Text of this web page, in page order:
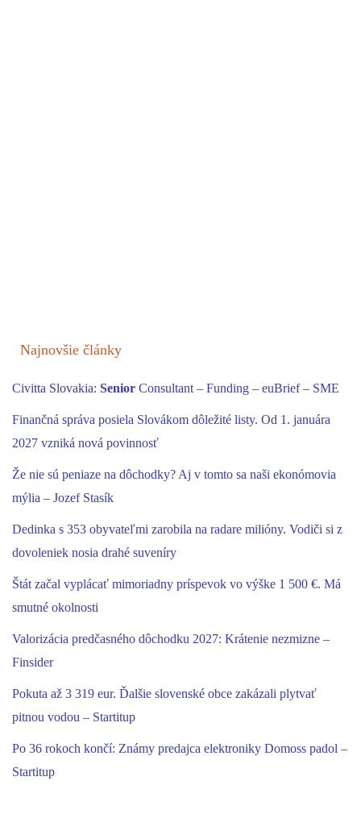
Najnovšie články
Civitta Slovakia: Senior Consultant – Funding – euBrief – SME
Finančná správa posiela Slovákom dôležité listy. Od 1. januára
2027 vzniká nová povinnosť
Že nie sú peniaze na dôchodky? Aj v tomto sa naši ekonómovia
mýlia – Jozef Stasík
Dedinka s 353 obyvateľmi zarobila na radare milióny. Vodiči si z
dovoleniek nosia drahé suveníry
Štát začal vyplácať mimoriadny príspevok vo výške 1 500 €. Má
smutné okolnosti
Valorizácia predčasného dôchodku 2027: Krátenie nezmizne –
Finsider
Pokuta až 3 319 eur. Ďalšie slovenské obce zakázali plytvať
pitnou vodou – Startitup
Po 36 rokoch končí: Známy predajca elektroniky Domoss padol –
Startitup